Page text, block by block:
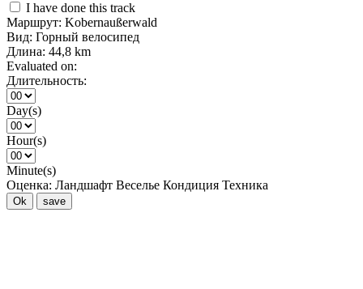
I have done this track
Маршрут: Kobernaußerwald
Вид: Горный велосипед
Длина: 44,8 km
Evaluated on:
Длительность:
Day(s)
Hour(s)
Minute(s)
Оценка: Ландшафт Веселье Кондиция Техника
Ok save